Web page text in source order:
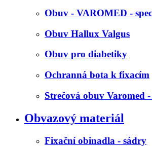
Obuv - VAROMED -
Obuv Hallux Valgus
Obuv pro diabetiky
Ochranná bota k fixacím
Strečová obuv Varomed
Obvazový materiál
Fixační obinadla - sádry